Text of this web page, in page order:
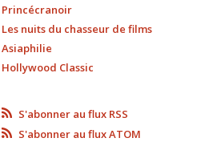
Princécranoir
Les nuits du chasseur de films
Asiaphilie
Hollywood Classic
S'abonner au flux RSS
S'abonner au flux ATOM